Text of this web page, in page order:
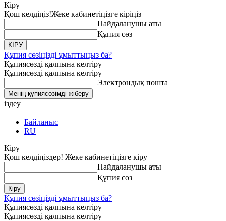
Кіру
Қош келдіңіз!Жеке кабинетіңізге кіріңіз
Пайдаланушы аты
Құпия сөз
Құпия сөзіңізді ұмыттыңыз ба?
Құпиясөзді қалпына келтіру
Құпиясөзді қалпына келтіру
Электрондық пошта
іздеу
Байланыс
RU
Кіру
Қош келдіңіздер! Жеке кабинетіңізге кіру
Пайдаланушы аты
Құпия сөз
Құпия сөзіңізді ұмыттыңыз ба?
Құпиясөзді қалпына келтіру
Құпиясөзді қалпына келтіру